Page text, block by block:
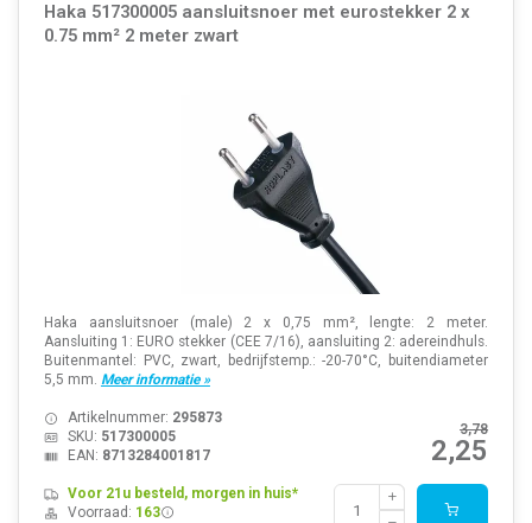
Haka 517300005 aansluitsnoer met eurostekker 2 x
0.75 mm² 2 meter zwart
Haka aansluitsnoer (male) 2 x 0,75 mm², lengte: 2 meter.
Aansluiting 1: EURO stekker (CEE 7/16), aansluiting 2: adereindhuls.
Buitenmantel: PVC, zwart, bedrijfstemp.: -20-70°C, buitendiameter
5,5 mm. Meer informatie »
3,78
2,25
Artikelnummer: 295873
SKU: 517300005
EAN: 8713284001817
Voor 21u besteld, morgen in huis*
Voorraad: 163